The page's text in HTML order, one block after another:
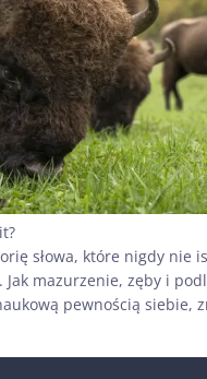
słowa, które nigdy nie
mazurzenie, zęby i
pewnością siebie,